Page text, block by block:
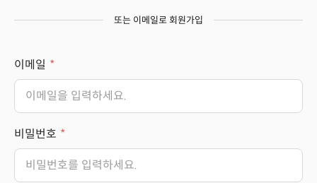
또는 이메일로 회원가입
이메일
비밀번호